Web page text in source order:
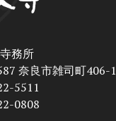
務所
奈良市雑司町406-1
5511
0808